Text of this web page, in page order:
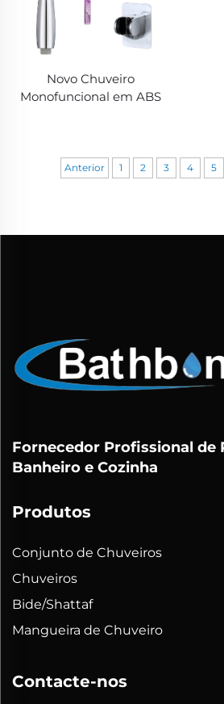
Novo Chuveiro
Monofuncional em ABS
flexível antitemperatura e
Anterior 1 2 3 4 5
Fornecedor Profissional de
Banheiro e Cozinha
Produtos
Conjunto de Chuveiros
Chuveiros
Bide/Shattaf
Mangueira de Chuveiro
Contacte-nos